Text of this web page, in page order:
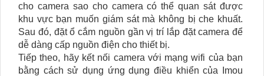
cho camera sao cho camera có thể quan sát được
khu vực bạn muốn giám sát mà không bị che khuất.
Sau đó, đặt ổ cắm nguồn gần vị trí lắp đặt camera để
dễ dàng cấp nguồn điện cho thiết bị.
Tiếp theo, hãy kết nối camera với mạng wifi của bạn
bằng cách sử dụng ứng dụng điều khiển của Imou